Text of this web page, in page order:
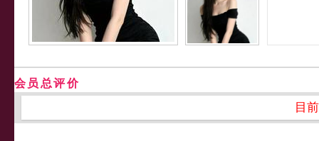
会员总评价
目